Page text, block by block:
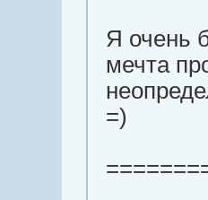
Я очень
мечта
=)